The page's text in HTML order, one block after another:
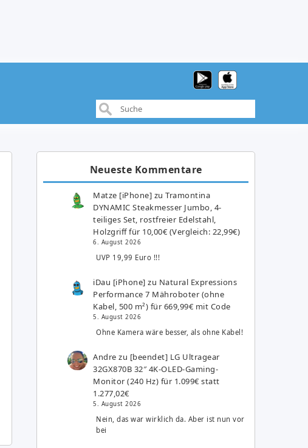
Neueste Kommentare
Matze [iPhone] zuTramontina
DYNAMIC Steakmesser Jumbo, 4-
teiliges Set, rostfreier Edelstahl,
Holzgriff für 10,00€ (Vergleich: 22,99€)
6. August 2026
UVP 19,99 Euro !!!
iDau [iPhone] zu Natural Expressions
Performance 7 Mähroboter (ohne
Kabel, 500 m²) für 669,99€ mit Code
5. August 2026
Ohne Kamera wäre besser, als ohne Kabel!
Andre zu [beendet] LG Ultragear
32GX870B 32″ 4K-OLED-Gaming-
Monitor (240 Hz) für 1.099€ statt
1.277,02€
5. August 2026
Nein, das war wirklich da. Aber ist nun vor
bei